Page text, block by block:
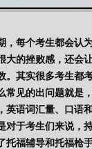
，每个考生都会认
大的挫败感，还会
。其实很多考生都
常见的出问题就是
英语词汇量、口语
对于考生们来说，
托福辅导和托福枪